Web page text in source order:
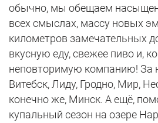
обычно, мы обещаем
всех смыслах, массу новых
километров замечательных
вкусную еду, свежее пиво и,
неповторимую компанию! За
Витебск, Лиду, Гродно, Мир,
конечно же, Минск. А ещё,
купальный сезон на озере